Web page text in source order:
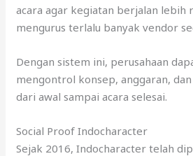
acara agar kegiatan berjalan lebih
mengurus terlalu banyak vendor
Dengan sistem ini, perusahaan
mengontrol konsep, anggaran,
dari awal sampai acara selesai.
Social Proof Indocharacter
Sejak 2016, Indocharacter telah